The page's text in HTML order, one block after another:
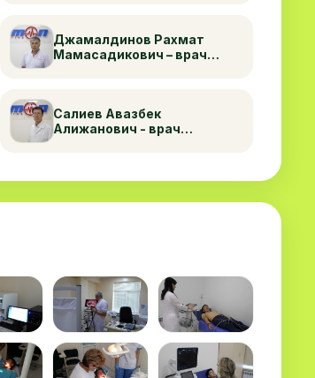
Джамалдинов Рахмат
Мамасадикович – врач
Салиев Авазбек
Алижанович - врач